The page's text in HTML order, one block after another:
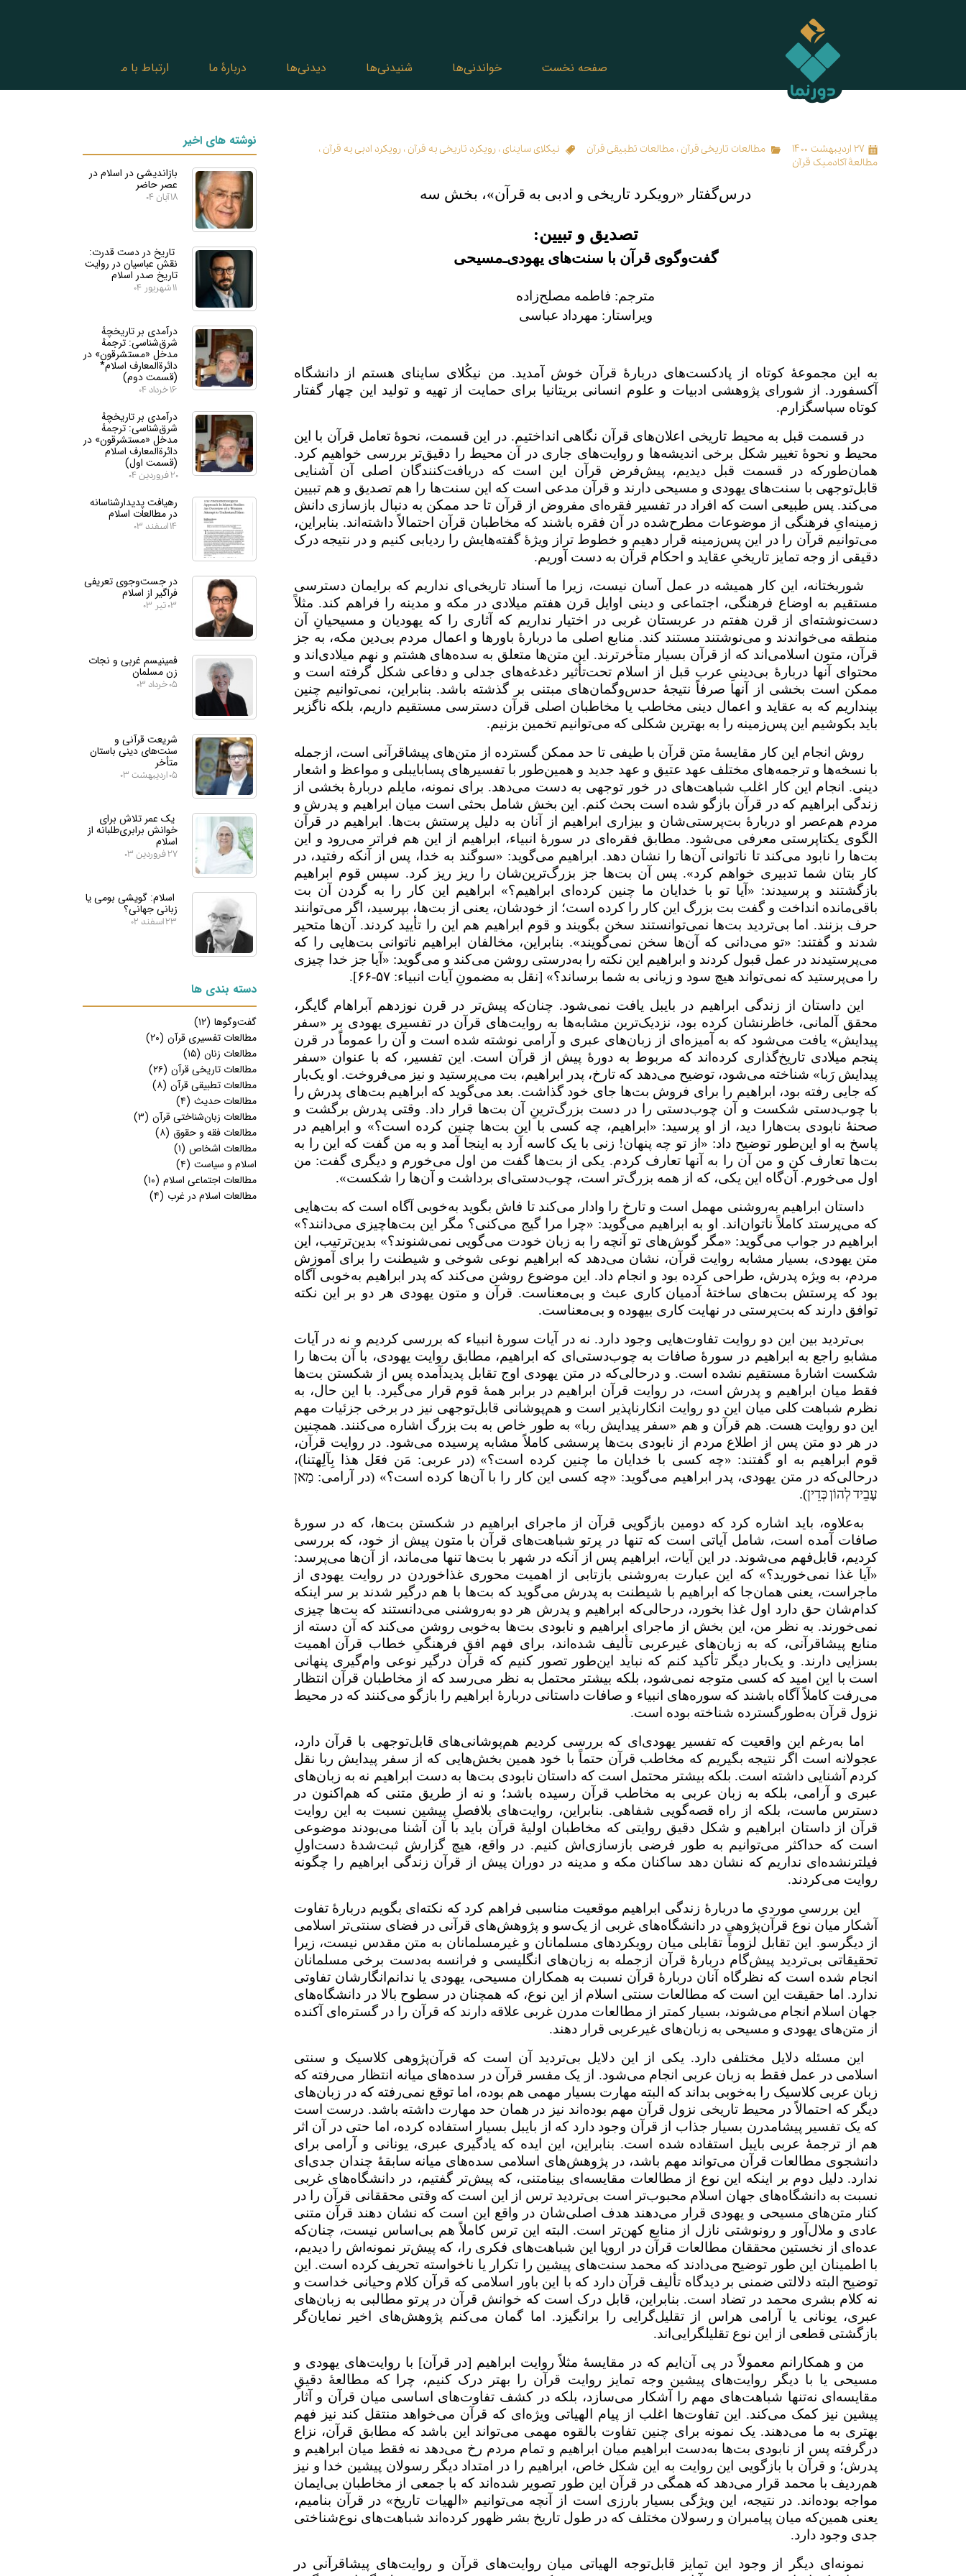
صفحه نخست خواندنی‌ها شنیدنی‌ها دیدنی‌ها دربارۀ ما ارتباط با ما
۲۷ اردیبهشت ۱۴۰۰ مطالعات تاریخی قرآن ، مطالعات تطبیقی قرآن نیکلای ساینای، رویکرد تاریخی به قرآن ، رویکرد ادبی به قرآن ،
مطالعۀ آکادمیک قرآن
درس‌گفتار «رویکرد تاریخی و ادبی به قرآن»، بخش سه
تصدیق و تبیین:
گفت‌وگوی قرآن با سنت‌های یهودی‌ـ‌مسیحی
مترجم: فاطمه مصلح‌زاده
ویراستار: مهرداد عباسی
به این مجموعهٔ کوتاه از پادکست‌های دربارهٔ قرآن خوش آمدید. من نیکُلای ساینای هستم از دانشگاه
آکسفورد. از شورای پژوهشی ادبیات و علوم انسانی بریتانیا برای حمایت از تهیه و تولید این چهار گفتار
کوتاه سپاسگزارم.
در قسمت قبل به محیط تاریخی اعلان‌‌های قرآن نگاهی انداختیم. در این قسمت، نحوهٔ تعامل قرآن با این
محیط و نحوهٔ تغییر شکل برخی اندیشه‌ها و روایت‌های جاری در آن محیط را دقیق‌تر بررسی خواهیم کرد.
همان‌طورکه در قسمت قبل دیدیم، پیش‌فرض قرآن این است که دریافت‌کنندگان اصلی آن آشنایی
قابل‌توجهی با سنت‌های یهودی و مسیحی دارند و قرآن مدعی است که این سنت‌ها را هم تصدیق و هم تبیین
می‌کند. پس طبیعی است که افراد در تفسیر فقره‌ای مفروض از قرآن تا حد ممکن به دنبال بازسازی دانش
‌زمینه‌ایِ فرهنگی از موضوعات مطرح‌شده در آن فقره باشند که مخاطبان قرآن احتمالاً داشته‌اند. بنابراین،
می‌توانیم قرآن را در این پس‌زمینه قرار دهیم و خطوط تراز ویژهٔ گفته‌هایش را ردیابی کنیم و در نتیجه درک
دقیقی از وجه تمایز تاریخیِ عقاید و احکام قرآن به دست آوریم.
شوربختانه، این کار همیشه در عمل آسان نیست، زیرا ما اَسناد تاریخی‌‌ای نداریم که برایمان دسترسی
مستقیم به اوضاع فرهنگی، اجتماعی و دینی اوایل قرن هفتم میلادی در مکه و مدینه را فراهم کند. مثلاً
دست‌نوشته‌‌ای از قرن هفتم در عربستان غربی در اختیار نداریم که آثاری را که یهودیان و مسیحیانِ آن
منطقه می‌خواندند و می‌نوشتند مستند کند. منابع اصلی ما دربارهٔ باورها و اعمال مردم بی‌دین مکه، به جز
قرآن، متون اسلامی‌اند که از قرآن بسیار متأخرترند. این متن‌ها متعلق به سده‌های هشتم و نهم‌ میلادی‌اند و
محتوای آنها دربارهٔ بی‌دینیِ عرب قبل از اسلام تحت‌تأثیر دغدغه‌های جدلی و دفاعی شکل گرفته است و
ممکن است بخشی از آنها صرفاً نتیجهٔ حدس‌وگمان‌های مبتنی بر گذشته باشد. بنابراین، نمی‌توانیم چنین
بپنداریم که به عقاید و اعمال دینی مخاطب یا مخاطبان اصلی قرآن دسترسی مستقیم داریم، بلکه ناگزیر
باید بکوشیم این پس‌زمینه را به بهترین شکلی که می‌توانیم تخمین بزنیم.
روش انجام این کار مقایسۀ متن قرآن با طیفی تا حد ممکن گسترده از متن‌های پیشاقرآنی است، ازجمله
با نسخه‌ها و ترجمه‌های مختلف عهد عتیق و عهد جدید و همین‌طور با تفسیرهای پسابایبلی و مواعظ و اشعار
دینی. انجام این کار اغلب شباهت‌های در خور توجهی به دست می‌دهد. برای نمونه، مایلم دربارهٔ بخشی از
زندگی ابراهیم که در قرآن بازگو شده است بحث کنم. این بخش شامل بحثی است میان ابراهیم و پدرش و
مردم هم‌عصر او دربارهٔ بت‌پرستی‌شان و بیزاری ابراهیم از آنان به دلیل پرستش بت‌ها. ابراهیم در قرآن
الگوی یکتاپرستی معرفی می‌شود. مطابق فقره‌ای در سورهٔ انبیاء، ابراهیم از این هم فراتر می‌رود و این
بت‌ها را نابود می‌کند تا ناتوانی‌ آن‌ها را نشان دهد. ابراهیم می‌گوید: «سوگند به خدا، پس از آنکه رفتید، در
کار بتان‌ شما تدبیری خواهم کرد». پس آن بت‌‌ها جز بزرگ‌ترین‌شان را ریز ریز کرد. سپس قوم ابراهیم
بازگشتند و پرسیدند: «آیا تو با خدایان ما چنین کرده‌ای ابراهیم؟» ابراهیم این کار را به گردن آن بت
باقی‌مانده انداخت و گفت بت بزرگ این کار را کرده است؛ از خودشان، یعنی از بت‌ها، بپرسید، اگر می‌توانند
حرف بزنند. اما بی‌تردید بت‌ها نمی‌توانستند سخن بگویند و قوم ابراهیم هم این را تأیید کردند. آن‌ها متحیر
شدند و گفتند: «تو می‌دانی که آن‌ها سخن نمی‌گویند». بنابراین، مخالفان ابراهیم ناتوانی بت‌هایی را که
می‌پرستیدند در عمل قبول کردند و ابراهیم این نکته را به‌درستی روشن می‌کند و می‌گوید: «آیا جز خدا چیزی
را می‌پرستید که نمی‌تواند هیچ سود و زیانی به شما برساند؟» [نقل به مضمونِ آیات انبیاء: ۵۷-۶۶
].
این داستان از زندگی ابراهیم در بایبل یافت نمی‌شود. چنان‌که پیش‌تر در قرن نوزدهم آبراهام گایگر،
محقق آلمانی، خاظرنشان کرده بود، نزدیک‌ترین مشابه‌ها به روایت‌های قرآن در تفسیری یهودی بر «سفر
پیدایش» یافت می‌شود که به آمیزه‌ای از زبان‌های عبری و آرامی نوشته شده است و آن را عموماً در قرن
پنجم میلادی تاریخ‌گذاری کرده‌اند که مربوط به دورۀ پیش از قرآن است. این تفسیر، که با عنوان «سفر
پیدایش رَبا» شناخته می‌شود، توضیح می‌دهد که تارخ، پدر ابراهیم، بت‌‌ می‌پرستید و نیز می‌فروخت. او یک‌بار
که جایی رفته بود، ابراهیم را برای فروش بت‌ها جای خود گذاشت. بعد می‌گوید که ابراهیم بت‌های پدرش را
با چوب‌دستی شکست و آن چوب‌دستی را در دست بزرگ‌ترینِ آن بت‌ها قرار داد. وقتی پدرش برگشت و
صحنۀ نابودی بت‌هارا دید، از او پرسید: «ابراهیم، چه کسی با این بت‌‌ها چنین کرده است؟» و ابراهیم در
پاسخ به او این‌طور توضیح داد: «از تو چه پنهان! زنی با یک کاسه آرد به اینجا آمد و به من گفت که این را به
بت‌ها تعارف کن و من آن را به آنها تعارف کردم. یکی از بت‌ها گفت من اول می‌خورم و دیگری گفت: من
اول می‌خورم. آن‌گاه این یکی، که از همه بزرگ‌تر است، چوب‌دستی‌ای برداشت و آن‌ها را شکست».
داستان ابراهیم به‌روشنی مهمل است و تارخ را وادار می‌کند تا فاش بگوید به‌خوبی آگاه است که بت‌هایی
که می‌پرستد کاملاً ناتوان‌اند. او به ابراهیم می‌گوید: «چرا مرا گیج می‌کنی؟ مگر این بت‌هاچیزی می‌دانند؟»
ابراهیم در جواب می‌گوید: «مگر گوش‌های تو آنچه را به زبان خودت می‌گویی نمی‌شنوند؟» بدین‌ترتیب، این
متن یهودی، بسیار مشابه روایت قرآن، نشان می‌دهد که ابراهیم نوعی شوخی‌ و شیطنت را برای آموزش
مردم، به ویژه پدرش، طراحی کرده بود و انجام داد. این موضوع روشن می‌کند که پدر ابراهیم به‌خوبی آگاه
بود که پرستش بت‌های ساختهٔ آدمیان کاری عبث و بی‌معناست. قرآن و متون یهودی هر دو بر این نکته
توافق دارند که بت‌پرستی در نهایت کاری بیهوده و بی‌معناست.
بی‌تردید بین این دو روایت تفاوت‌هایی وجود دارد. نه در آیات سورهٔ انبیاء که بررسی کردیم و نه در آیات
مشابهِ راجع به ابراهیم در سورهٔ صافات به چوب‌دستی‌ای که ابراهیم، مطابق روایت یهودی، با آن بت‌ها را
شکست اشارهٔ مستقیم نشده است. و درحالی‌که در متن یهودی اوج تقابل پدیدآمده پس از شکستن بت‌ها
فقط میان ابراهیم و پدرش است، در روایت قرآن ابراهیم در برابر همۀ قوم قرار می‌گیرد. با این حال، به
نظرم شباهت‌ کلی میان این دو روایت انکارناپذیر است و هم‌پوشانی قابل‌توجهی نیز در برخی جزئیات مهم
این دو روایت هست. هم قرآن و هم «سفر پیدایش ربا» به طور خاص به بت بزرگ اشاره می‌کنند. همچنین
در هر دو متن پس از اطلاع مردم از نابودی بت‌ها پرسشی کاملاً مشابه پرسیده می‌شود. در روایت قرآن،
قوم ابراهیم به او گفتند: «چه کسی با خدایان ما چنین کرده است؟» (در عربی: مَن فعَل هذا بِآلِهتنا)،
درحالی‌که در متن یهودی، پدر ابراهیم می‌گوید: «چه کسی این کار را با آن‌ها کرده است؟» (در آرامی:מַאן
עָבֵיד לְהוֹןכְּדֵין).
به‌علاوه، باید اشاره کرد که دومین بازگویی قرآن از ماجرای ابراهیم در شکستن بت‌ها، که در سورهٔ
صافات آمده است، شامل آیاتی است که تنها در پرتو شباهت‌های قرآن با متون پیش از خود، که بررسی
کردیم، قابل‌فهم می‌شوند. در این آیات، ابراهیم پس از آنکه در شهر با بت‌ها تنها می‌ماند، از آن‌ها می‌پرسد:
«آیا غذا نمی‌خورید؟» که این عبارت به‌روشنی بازتابی از اهمیت محوری غذاخوردن در روایت یهودی از
ماجراست، یعنی همان‌جا که ابراهیم با شیطنت به پدرش می‌گوید که بت‌ها با هم درگیر شدند بر سر اینکه
کدام‌شان حق دارد اول غذا بخورد، درحالی‌که ابراهیم و پدرش هر دو به‌روشنی می‌دانستند که بت‌ها چیزی
نمی‌خورند. به نظر من، این بخش از ماجرای ابراهیم و نابودی بت‌ها به‌خوبی روشن می‌کند که آن دسته از
منابع پیشاقرآنی، که به زبان‌های غیرعربی تألیف شده‌اند، برای فهم افق فرهنگیِ خطاب قرآن
اهمیت
بسزایی دارند. و یک‌بار دیگر تأکید کنم که نباید این‌طور تصور کنیم که قرآن درگیر نوعی وام‌گیری پنهانی
است با این امید که کسی متوجه نمی‌شود، بلکه بیشتر محتمل به نظر می‌رسد که از مخاطبان قرآن انتظار
می‌رفت کاملاً آگاه باشند که سوره‌های انبیاء و صافات داستانی دربارۀ ابراهیم را بازگو می‌کنند که در محیط
نزول قرآن به‌طورگسترده شناخته‌ بوده است.
اما به‌رغم این واقعیت که تفسیر یهودی‌ای که بررسی کردیم هم‌پوشانی‌های قابل‌توجهی با قرآن دارد،
عجولانه است اگر نتیجه بگیریم که مخاطب قرآن حتماً با خود همین بخش‌هایی که از سفر پیدایش ربا نقل
کردم آشنایی داشته است. بلکه بیشتر محتمل است که داستان نابودی بت‌ها به دست ابراهیم نه به زبان‌های
عبری و آرامی، بلکه به زبان عربی به مخاطب قرآن رسیده باشد؛ و نه از طریق متنی که هم‌اکنون در
دسترس ماست، بلکه از راه قصه‌گویی شفاهی. بنابراین، روایت‌های بلافصلِ پیشین نسبت به این روایت
قرآن از داستان ابراهیم و شکل دقیق روایتی که مخاطبان اولیهٔ قرآن باید با آن آشنا می‌بودند موضوعی
است که حداکثر می‌توانیم به طور فرضی بازسازی‌اش کنیم. در واقع، هیچ گزارش ثبت‌شدهٔ دست‌اولِ
فیلترنشده‌ای نداریم که نشان دهد ساکنان مکه و مدینه در دوران پیش از قرآن زندگی ابراهیم را چگونه
روایت می‌کردند.
این بررسیِ موردیِ ما دربارهٔ زندگی ابراهیم موقعیت مناسبی فراهم کرد که نکته‌ای بگویم دربارهٔ تفاوت
آشکار میان نوع قرآن‌پژوهی‌ در دانشگاه‌های غربی از یک‌سو و پژوهش‌های قرآنی در فضای سنتی‌تر اسلامی
از دیگرسو. این تقابل لزوماً تقابلی میان رویکردهای مسلمانان و غیرمسلمانان به متن مقدس نیست، زیرا
تحقیقاتی بی‌تردید پیش‌گام دربارهٔ قرآن ازجمله به زبان‌های انگلیسی و فرانسه به‌دست برخی مسلمانان
انجام شده است که نظرگاه‌ آنان دربارهٔ قرآن نسبت به همکاران مسیحی، یهودی یا ندانم‌انگارشان تفاوتی
ندارد. اما حقیقت این است که مطالعات سنتی اسلام از این نوع، که همچنان در سطوح بالا در دانشگاه‌های
جهان اسلام انجام می‌شوند، بسیار کمتر از مطالعات مدرن غربی علاقه دارند که قرآن را در گستره‌ای آکنده
از متن‌های یهودی و مسیحی به زبان‌های غیرعربی قرار دهند.
این مسئله دلایل مختلفی دارد. یکی از این دلایل بی‌تردید آن است که قرآن‌پژوهی کلاسیک و سنتی
اسلامی در عمل فقط به زبان عربی انجام می‌شود. از یک مفسر قرآن در سده‌های میانه انتظار می‌رفته که
زبان عربی کلاسیک را به‌خوبی بداند که البته مهارت بسیار مهمی هم بوده، اما توقع نمی‌رفته که در زبان‌های
دیگر که احتمالاً در محیط تاریخی نزول قرآن مهم بوده‌اند نیز در همان حد مهارت داشته باشد. درست است
که یک تفسیر پیشامدرن بسیار جذاب از قرآن وجود دارد که از بایبل بسیار استفاده کرده، اما حتی در آن اثر
هم از ترجمهٔ عربی بایبل استفاده شده است. بنابراین، این ایده که یادگیری عبری، یونانی و آرامی برای
دانشجوی مطالعات قرآن می‌تواند مهم باشد، در پژوهش‌های اسلامی سده‌های میانه سابقهٔ چندان جدی‌ای
ندارد. دلیل دوم بر اینکه این نوع از مطالعات مقایسه‌ای بینامتنی، که پیش‌تر گفتیم، در دانشگاه‌های غربی
نسبت به دانشگاه‌های جهان اسلام محبوب‌تر است بی‌تردید ترس از این است که وقتی محققانی قرآن را در
کنار متن‌های مسیحی و یهودی قرار می‌دهند هدف اصلی‌شان در واقع این است که نشان دهند قرآن متنی
عادی و ملال‌آور و رونوشتی نازل از منابع کهن‌‌تر است. البته این ترس کاملاً هم بی‌اساس نیست، چنان‌که
عده‌ای از نخستین محققان مطالعات قرآن در اروپا این شباهت‌های فکری را، که پیش‌‌تر نمونه‌اش را دیدیم،
با اطمینان این طور توضیح می‌دادند که محمد سنت‌های پیشین را تکرار یا ناخواسته تحریف کرده است. این
توضیح البته دلالتی ضمنی بر دیدگاه تألیف قرآن دارد که با این باور اسلامی که قرآن کلام وحیانی خداست و
نه کلام بشری محمد در تضاد است. بنابراین، قابل درک است که خوانش قرآن در پرتو مطالبی به زبان‌های
عبری، یونانی یا آرامی هراس از تقلیل‌گرایی را برانگیزد. اما گمان می‌کنم پژوهش‌های اخیر نمایان‌گر
بازگشتی قطعی از این نوع تقلیل­گرایی‌اند.
من و همکارانم معمولاً در پی آن‌ایم که در مقایسهٔ مثلاً روایت ابراهیم [در قرآن] با روایت‌های یهودی و
مسیحی یا با دیگر روایت‌های پیشین وجه تمایز روایت قرآن را بهتر درک کنیم، چرا که مطالعهٔ دقیقِ
مقایسه‌ای نه‌­تنها شباهت‌های مهم را آشکار می‌سازد، بلکه در کشف تفاوت‌های اساسی میان قرآن و آثار
پیشین نیز کمک می‌کند. این تفاوت‌ها اغلب از پیام الهیاتی ویژه‌ای که قرآن می‌خواهد منتقل کند نیز فهم
بهتری به ما می‌دهند. یک نمونه برای چنین تفاوت بالقوه‌ مهمی می‌تواند این باشد که مطابق قرآن، نزاع
درگرفته پس از نابودی بت‌ها به‌دست ابراهیم میان ابراهیم و تمام مردم رخ می‌دهد نه فقط میان ابراهیم و
پدرش؛ و قرآن با بازگویی این روایت به این شکل خاص، ابراهیم را در امتداد دیگر رسولان پیشین خدا و نیز
هم‌ردیف با محمد قرار می‌دهد که همگی در قرآن این طور تصویر شده‌اند که با جمعی از مخاطبان بی‌ایمان
مواجه بوده‌اند. در نتیجه، این ویژگی بسیار بارزی است از آنچه می‌توانیم «الهیات تاریخ» در قرآن بنامیم،
یعنی همین‌که میان پیامبران و رسولان مختلف که در طول تاریخ بشر ظهور کرده‌اند شباهت‌های نوع‌شناختی
جدی وجود دارد.
نمونه‌ای دیگر از وجود این تمایز قابل‌توجه الهیاتی میان روایت‌های قرآن و روایت‌های پیشاقرآنی در
نوشته های اخیر
بازاندیشی در اسلام در
عصر حاضر
۱۸ آبان ۰۴
تاریخ در دست قدرت:
نقش عباسیان در روایت
تاریخ صدر اسلام
۱۱ شهریور ۰۴
درآمدی بر تاریخچهٔ
شرق‌شناسی: ترجمهٔ
مدخل «مستشرقون» در
دائرة‌المعارف اسلام*
(قسمت دوم)
۱۶ خرداد ۰۴
درآمدی بر تاریخچهٔ
شرق‌شناسی: ترجمهٔ
مدخل «مستشرقون» در
دائرة‌المعارف اسلام
(قسمت اول)
۲۰ فروردین ۰۴
رهیافت پدیدارشناسانه
در مطالعات اسلام
۱۴ اسفند ۰۳
در جست‌وجوی تعریفی
فراگیر از اسلام
۰۳ تیر ۰۳
فمینیسم غربی و نجات
زن مسلمان
۰۵ خرداد ۰۳
شریعت قرآنی و
سنت‌های دینی باستان
متأخر
۰۵ اردیبهشت ۰۳
یک عمر تلاش برای
خوانش برابری‌طلبانه از
اسلام
۲۷ فروردین ۰۳
اسلام: گویشی بومی یا
زبانی جهانی؟
۲۳ اسفند ۰۲
دسته بندی ها
گفت‌وگوها (۱۲)
مطالعات تفسیری قرآن (۲۰)
مطالعات زنان (۱۵)
مطالعات تاریخی قرآن (۲۶)
مطالعات تطبیقی قرآن (۸)
مطالعات حدیث (۴)
مطالعات زبان‌شناختی قرآن (۳)
مطالعات فقه و حقوق (۸)
مطالعات اشخاص (۱)
اسلام و سیاست (۴)
مطالعات اجتماعی اسلام (۱۰)
مطالعات اسلام در غرب (۴)